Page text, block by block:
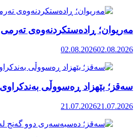
مەریوان؛ ڕادەستکردنەوەی تەرمی
02.08.202602.08.2026
سەقز؛ بێهزاد ڕەسووڵی
21.07.202621.07.2026